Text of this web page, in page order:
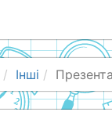
Інші